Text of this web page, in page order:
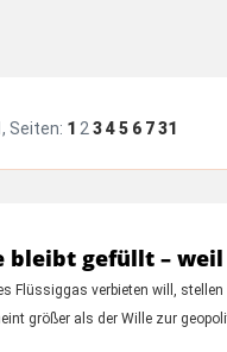
, Seiten: 1 2 345 6 731
bleibt gefüllt –
Flüssiggas verbieten will,
größer als der Wille zur